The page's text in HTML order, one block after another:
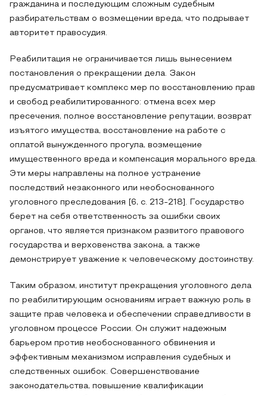
гражданина и последующим сложным судебным
разбирательствам о возмещении вреда, что подрывает
авторитет правосудия.
Реабилитация не ограничивается лишь вынесением
постановления о прекращении дела. Закон
предусматривает комплекс мер по восстановлению прав
и свобод реабилитированного: отмена всех мер
пресечения, полное восстановление репутации, возврат
изъятого имущества, восстановление на работе с
оплатой вынужденного прогула, возмещение
имущественного вреда и компенсация морального вреда.
Эти меры направлены на полное устранение
последствий незаконного или необоснованного
уголовного преследования [6, с. 213-218]. Государство
берет на себя ответственность за ошибки своих
органов, что является признаком развитого правового
государства и верховенства закона, а также
демонстрирует уважение к человеческому достоинству.
Таким образом, институт прекращения уголовного дела
по реабилитирующим основаниям играет важную роль в
защите прав человека и обеспечении справедливости в
уголовном процессе России. Он служит надежным
барьером против необоснованного обвинения и
эффективным механизмом исправления судебных и
следственных ошибок. Совершенствование
законодательства, повышение квалификации